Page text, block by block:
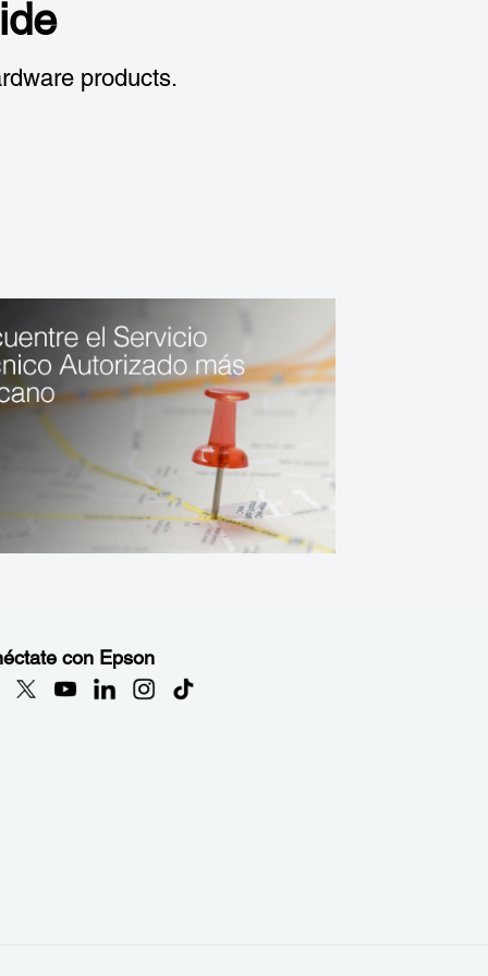
products.
con Epson